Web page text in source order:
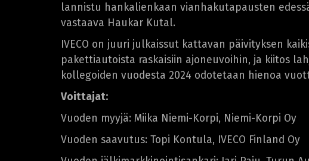
lannistu hankalienkaan vianhakutapausten
vastaava Haukar Kutal.
IVECO on juuri julkaissut kattavan päivityksen
pakettiautoista raskaisiin ajoneuvoihin, ja kiitos
kollegoiden vuodesta 2024 odotetaan hienoa
Voittajat:
Vuoden myyjä: Miika Niemi-Korpi, Niemi-Korpi Oy
Vuoden saavutus: Topi Kontula, IVECO Finland Oy